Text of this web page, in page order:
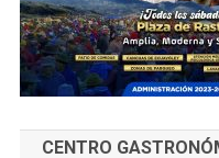
CENTRO